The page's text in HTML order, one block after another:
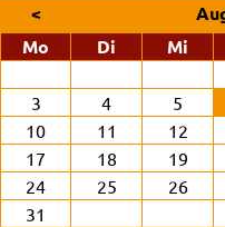
<
Mo
Di enstagMi
3
4 5
10
11 12
17
18 19
24
25 26
31